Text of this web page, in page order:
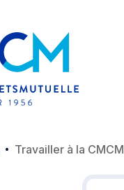
Travailler à la CMCM